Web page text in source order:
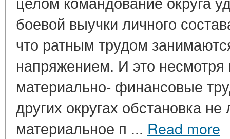
боевой выучки личного
что ратным трудом
напряжением. И это несмотря
материально- финансовые
других округах обстановка
материальное п ... Read more